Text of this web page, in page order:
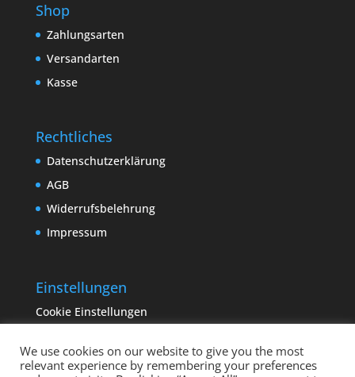
Shop
Zahlungsarten
Versandarten
Kasse
Rechtliches
Datenschutzerklärung
AGB
Widerrufsbelehrung
Impressum
Einstellungen
Cookie Einstellungen
We use cookies on our website to give you the most
relevant experience by remembering your preferences